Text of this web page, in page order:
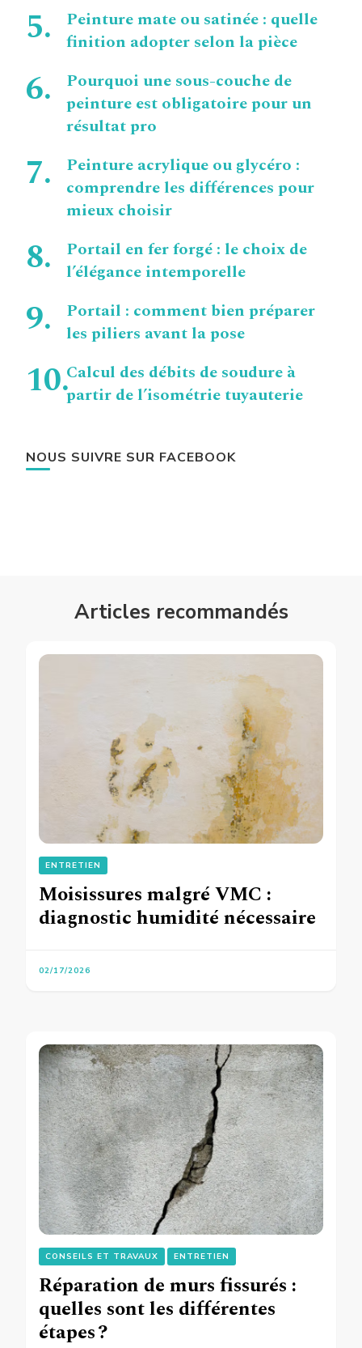
Peinture mate ou satinée : quelle
finition adopter selon la pièce
Pourquoi une sous-couche de
peinture est obligatoire pour un
résultat pro
Peinture acrylique ou glycéro :
comprendre les différences pour
mieux choisir
Portail en fer forgé : le choix de
l’élégance intemporelle
Portail : comment bien préparer
les piliers avant la pose
Calcul des débits de soudure à
partir de l’isométrie tuyauterie
NOUS SUIVRE SUR FACEBOOK
Articles recommandés
ENTRETIEN
Moisissures malgré VMC :
diagnostic humidité nécessaire
02/17/2026
CONSEILS ET TRAVAUX ENTRETIEN
Réparation de murs fissurés :
quelles sont les différentes
étapes ?